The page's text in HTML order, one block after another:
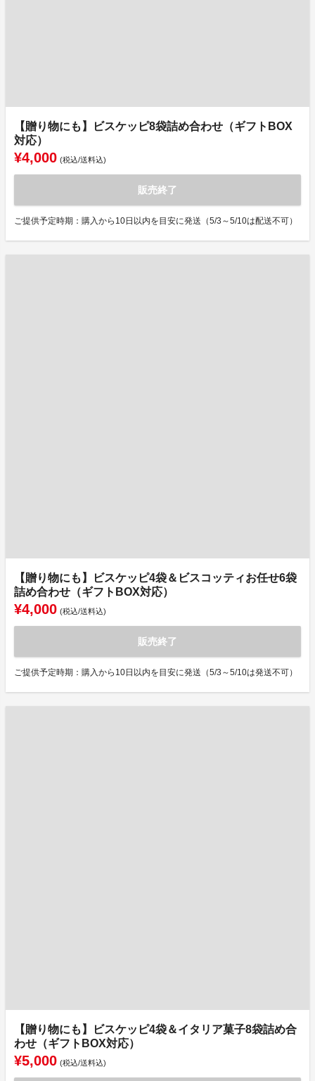
【贈り物にも】ビスケッピ8袋詰め合わせ（ギフトBOX
対応）
¥4,000 (税込/送料込)
販売終了
ご提供予定時期：購入から10日以内を目安に発送（5/3～5/10は配送不可）
【贈り物にも】ビスケッピ4袋＆ビスコッティお任せ6袋
詰め合わせ（ギフトBOX対応）
¥4,000 (税込/送料込)
販売終了
ご提供予定時期：購入から10日以内を目安に発送（5/3～5/10は発送不可）
【贈り物にも】ビスケッピ4袋＆イタリア菓子8袋詰め合
わせ（ギフトBOX対応）
¥5,000 (税込/送料込)